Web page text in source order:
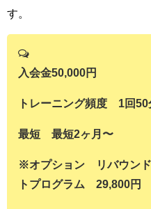
す。
入会金50,000円
トレーニング頻度 1回50
最短 最短2ヶ月〜
※オプション リバウンド
トプログラム 29,800円